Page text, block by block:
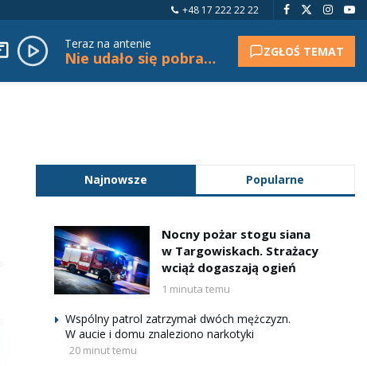
+48 17 222 22 22
Teraz na antenie
Nie udało się pobrać tytułu. ZGŁOŚ TEMAT
Najnowsze Popularne
Nocny pożar stogu siana
w Targowiskach. Strażacy
wciąż dogaszają ogień
1 minuta temu
Wspólny patrol zatrzymał dwóch mężczyzn.
W aucie i domu znaleziono narkotyki
20 minut temu